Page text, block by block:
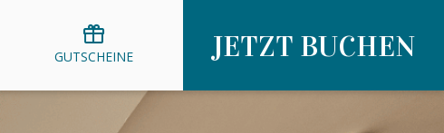
GUTSCHEINE JETZT BUCHEN